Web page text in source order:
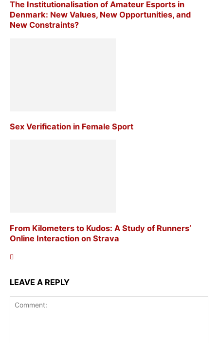
The Institutionalisation of Amateur Esports in
Denmark: New Values, New Opportunities, and
New Constraints?
Sex Verification in Female Sport
From Kilometers to Kudos: A Study of Runners’
Online Interaction on Strava
LEAVE A REPLY